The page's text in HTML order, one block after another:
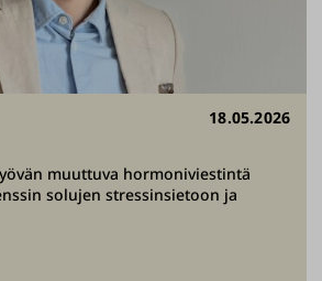
18.05.2026
muuttuva hormoniviestintä
solujen stressinsietoon ja